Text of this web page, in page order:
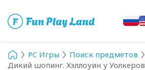
PC Игры
Поиск предметов
Дикий шопинг. Хэллоуин у Уолкеров